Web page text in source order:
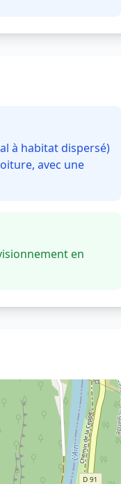
à habitat dispersé)
avec une
en
sur OpenStreetMap